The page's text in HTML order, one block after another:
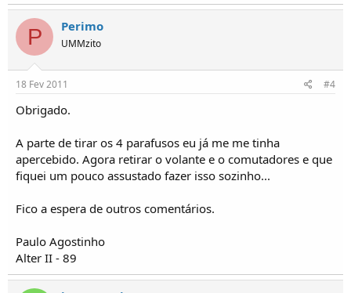
P Perimo
UMMzito
18 Fev 2011 #4
Obrigado.
A parte de tirar os 4 parafusos eu já me me tinha
apercebido. Agora retirar o volante e o comutadores e que
fiquei um pouco assustado fazer isso sozinho...
Fico a espera de outros comentários.
Paulo Agostinho
Alter II - 89